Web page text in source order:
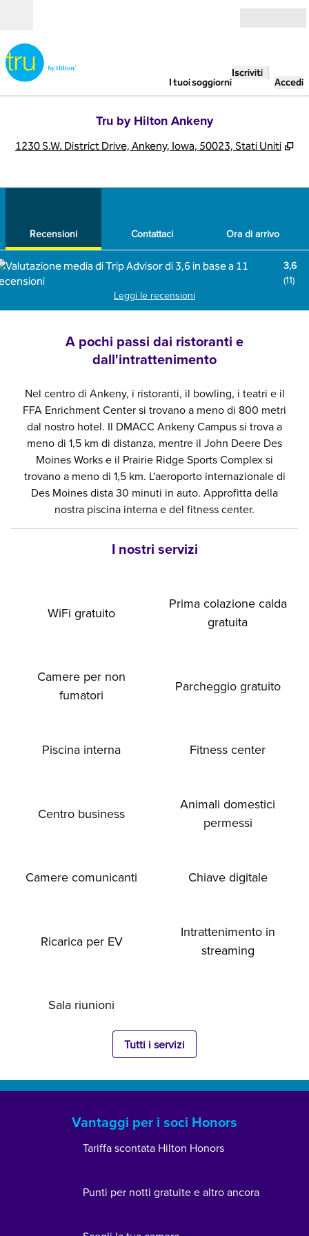
I tuoi soggiorni
Iscriviti
Accedi
Tru by Hilton Ankeny
1230 S.W. District Drive, Ankeny, Iowa, 50023, Stati Uniti ,
Recensioni Contattaci Ora di arrivo
3,6
(11)
Leggi le recensioni
A pochi passi dai ristoranti e
dall'intrattenimento
Nel centro di Ankeny, i ristoranti, il bowling, i teatri e il
FFA Enrichment Center si trovano a meno di 800 metri
dal nostro hotel. Il DMACC Ankeny Campus si trova a
meno di 1,5 km di distanza, mentre il John Deere Des
Moines Works e il Prairie Ridge Sports Complex si
trovano a meno di 1,5 km. L'aeroporto internazionale di
Des Moines dista 30 minuti in auto. Approfitta della
nostra piscina interna e del fitness center.
I nostri servizi
WiFi gratuito
Prima colazione calda
gratuita
Camere per non
fumatori
Parcheggio gratuito
Piscina interna Fitness center
Centro business
Animali domestici
permessi
Camere comunicanti Chiave digitale
Ricarica per EV
Intrattenimento in
streaming
Sala riunioni
Tutti i servizi
Vantaggi per i soci Honors
Tariffa scontata Hilton Honors
Punti per notti gratuite e altro ancora